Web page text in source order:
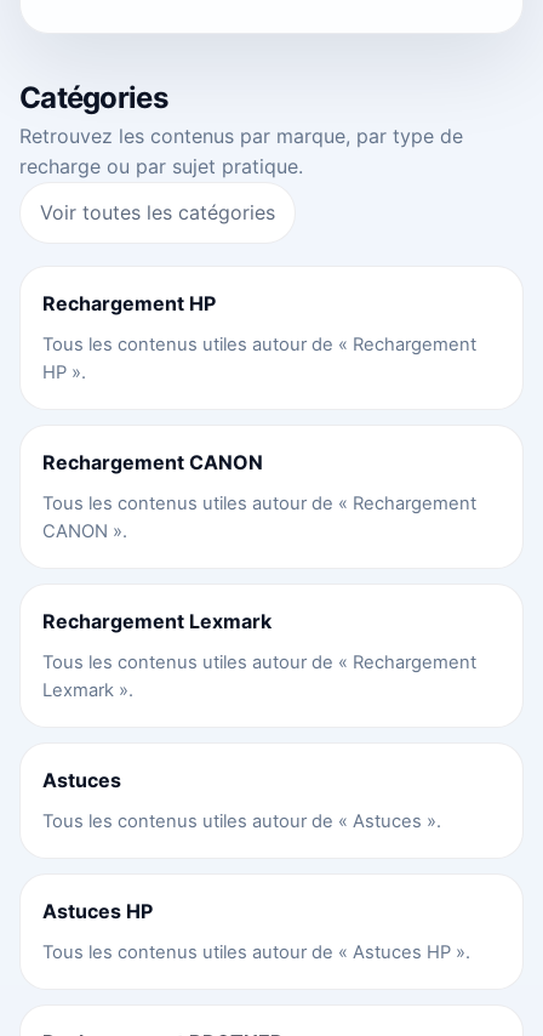
Catégories
Retrouvez les contenus par marque, par type de
recharge ou par sujet pratique.
Voir toutes les catégories
Rechargement HP
Tous les contenus utiles autour de « Rechargement
HP ».
Rechargement CANON
Tous les contenus utiles autour de « Rechargement
CANON ».
Rechargement Lexmark
Tous les contenus utiles autour de « Rechargement
Lexmark ».
Astuces
Tous les contenus utiles autour de « Astuces ».
Astuces HP
Tous les contenus utiles autour de « Astuces HP ».